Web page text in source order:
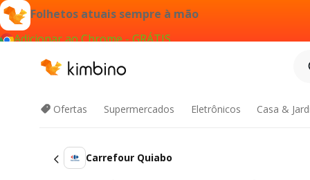
Folhetos atuais sempre à mão
Adicionar ao Chrome - GRÁTIS
Ofertas Supermercados Eletrônicos Casa &
Carrefour Quiabo